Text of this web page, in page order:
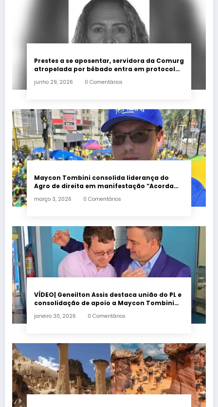
Prestes a se aposentar, servidora da Comurg
atropelada por bêbado entra em protocolo
junho 29, 2026 0 Comentários
Maycon Tombini consolida liderança do
Agro de direita em manifestação “Acorda
março 3, 2026 0 Comentários
VÍDEO| Geneilton Assis destaca união do PL e
consolidação de apoio a Maycon Tombini
janeiro 30, 2026 0 Comentários